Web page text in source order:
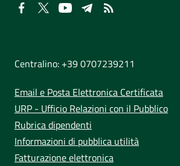
Centralino: +39 0707239211
Email e Posta Elettronica Certificata
URP - Ufficio Relazioni con il Pubblico
Rubrica dipendenti
Informazioni di pubblica utilità
Fatturazione elettronica